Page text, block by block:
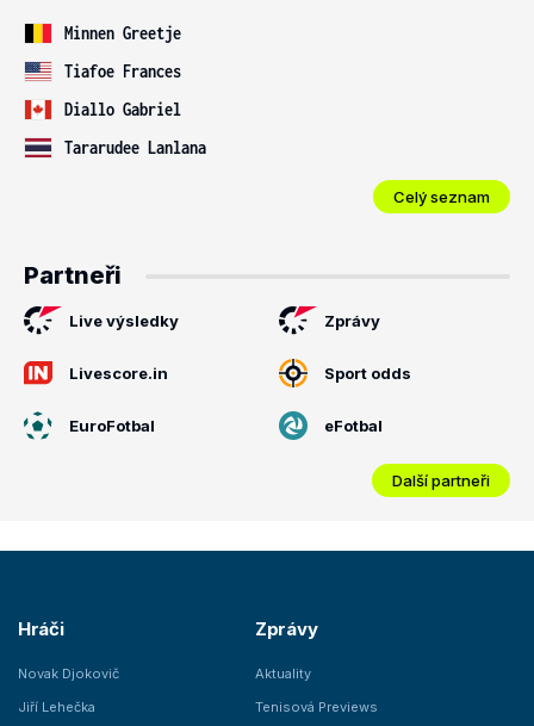
Minnen Greetje
Tiafoe Frances
Diallo Gabriel
Tararudee Lanlana
Celý seznam
Partneři
Live výsledky Zprávy
Livescore.in Sport odds
EuroFotbal eFotbal
Další partneři
Hráči
Novak Djokovič
Jiří Lehečka
Zprávy
Aktuality
Tenisová Previews